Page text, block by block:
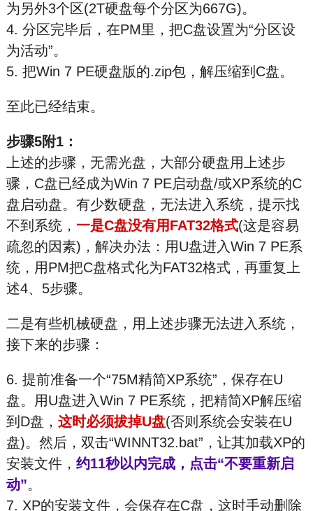
为另外3个区(2T硬盘每个分区为667G)。
4. 分区完毕后，在PM里，把C盘设置为“分区设
为活动”。
5. 把Win 7 PE硬盘版的.zip包，解压缩到C盘。
至此已经结束。
步骤5附1：
上述的步骤，无需光盘，大部分硬盘用上述步
骤，C盘已经成为Win 7 PE启动盘/或XP系统的C
盘启动盘。有少数硬盘，无法进入系统，提示找
不到系统， 一是C盘没有用FAT32格式(这是容易
疏忽的因素)，解决办法：用U盘进入Win 7 PE系
统，用PM把C盘格式化为FAT32格式，再重复上
述4、5步骤。
二是有些机械硬盘，用上述步骤无法进入系统，
接下来的步骤：
6. 提前准备一个“75M精简XP系统”，保存在U
盘。用U盘进入Win 7 PE系统，把精简XP解压缩
到D盘， 这时必须拔掉U盘(否则系统会安装在U
盘)。然后，双击“WINNT32.bat”，让其加载XP的
安装文件， 约11秒以内完成，点击“不要重新启
动”。
7. XP的安装文件，会保存在C盘，这时手动删除